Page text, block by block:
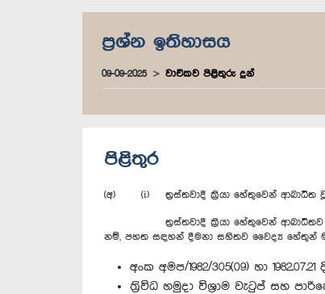
ප්‍රශ්න ඉතිහාසය
09-09-2025 වාචිකව පිළිතුරු දුන්
පිළිතුර
(අ) (i) ත්‍රස්තවාදී ක්‍රියා හේතුවෙන් ආබාධිත
ත්‍රස්තවාදී ක්‍රියා හේතුවෙන් ආබාධිතව
නම්, පහත සඳහන් දීමනා සහිතව වෛද්‍ය හේතුන්
අංක අමප/1982/305(09) හා
ත්‍රිවිධ හමුදා විශ්‍රාම වැටුප් සහ